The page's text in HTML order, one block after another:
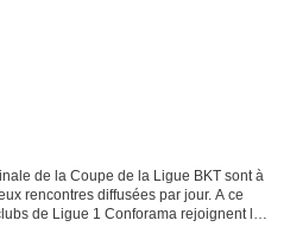
de la Coupe de la Ligue BKT sont à
rencontres diffusées par jour. A ce
de Ligue 1 Conforama rejoignent les